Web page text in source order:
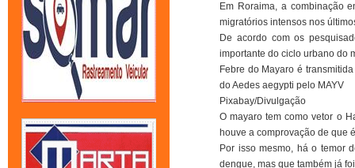
Em Roraima, a combinação
migratórios intensos nos
De acordo com os
importante do ciclo urbano do
Febre do Mayaro é
do Aedes aegypti pelo MAYV
Pixabay/Divulgação
O mayaro tem como vetor o
houve a comprovação de que
Por isso mesmo, há o temor
dengue, mas que também já